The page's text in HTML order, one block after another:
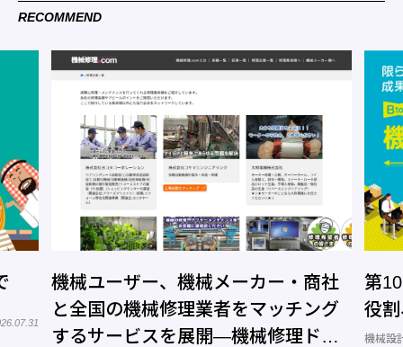
RECOMMEND
機械ユーザー、機械メーカー・商社
と全国の機械修理業者をマッチング
するサービスを展開―機械修理ドッ
第
役
機械設